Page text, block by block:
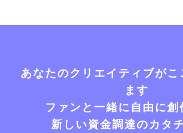
あなたのクリエイティブがこ
ます
ファンと一緒に自由に創
新しい資金調達のカタ